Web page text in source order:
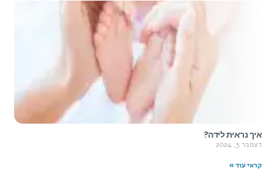
איך נראית לידה?
דצמבר 5, 2024
קראי עוד »